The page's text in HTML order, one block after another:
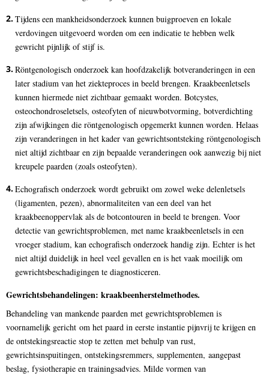
Tijdens een mankheidsonderzoek kunnen buigproeven en lokale
verdovingen uitgevoerd worden om een indicatie te hebben welk
gewricht pijnlijk of stijf is.
Röntgenologisch onderzoek kan hoofdzakelijk botveranderingen in een
later stadium van het ziekteproces in beeld brengen. Kraakbeenletsels
kunnen hiermede niet zichtbaar gemaakt worden. Botcystes,
osteochondroseletsels, osteofyten of nieuwbotvorming, botverdichting
zijn afwijkingen die röntgenologisch opgemerkt kunnen worden. Helaas
zijn veranderingen in het kader van gewrichtsontsteking röntgenologisch
niet altijd zichtbaar en zijn bepaalde veranderingen ook aanwezig bij niet
kreupele paarden (zoals osteofyten).
Echografisch onderzoek wordt gebruikt om zowel weke delenletsels
(ligamenten, pezen), abnormaliteiten van een deel van het
kraakbeenoppervlak als de botcontouren in beeld te brengen. Voor
detectie van gewrichtsproblemen, met name kraakbeenletsels in een
vroeger stadium, kan echografisch onderzoek handig zijn. Echter is het
niet altijd duidelijk in heel veel gevallen en is het vaak moeilijk om
gewrichtsbeschadigingen te diagnosticeren.
Gewrichtsbehandelingen: kraakbeenherstelmethodes.
Behandeling van mankende paarden met gewrichtsproblemen is
voornamelijk gericht om het paard in eerste instantie pijnvrij te krijgen en
de ontstekingsreactie stop te zetten met behulp van rust,
gewrichtsinspuitingen, ontstekingsremmers, supplementen, aangepast
beslag, fysiotherapie en trainingsadvies. Milde vormen van